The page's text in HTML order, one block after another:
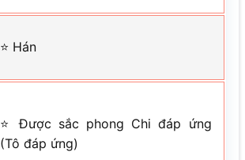
⭐ Hán
⭐ Được sắc phong Chi đáp ứng
(Tô đáp ứng)